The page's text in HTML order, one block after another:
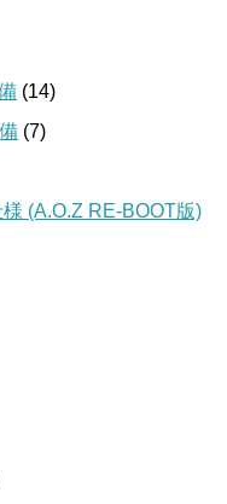
(14)
(7)
(A.O.Z RE-BOOT版)